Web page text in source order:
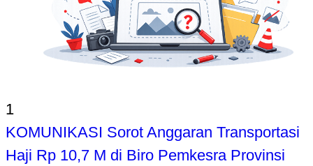
1
KOMUNIKASI Sorot Anggaran Transportasi
Haji Rp 10,7 M di Biro Pemkesra Provinsi